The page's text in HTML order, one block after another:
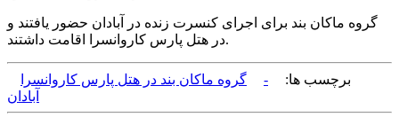
گروه ماکان بند برای اجرای کنسرت زنده در آبادان حضور یافتند و
در هتل پارس کاروانسرا اقامت داشتند.
برچسب ها: -
گروه ماکان بند در هتل پارس کاروانسرا
آبادان